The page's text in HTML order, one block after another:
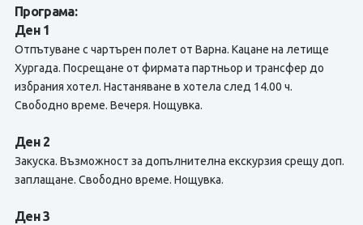
Програма:
Ден 1
Отпътуване с чартърен полет от Варна. Кацане на летище
Хургада. Посрещане от фирмата партньор и трансфер до
избрания хотел. Настаняване в хотела след 14.00 ч.
Свободно време. Вечеря. Нощувка.
Ден 2
Закуска. Възможност за допълнителна екскурзия срещу доп.
заплащане. Свободно време. Нощувка.
Ден 3